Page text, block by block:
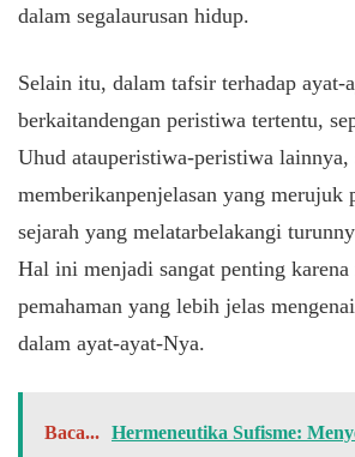
dalam segalaurusan hidup.
Selain itu, dalam tafsir terhadap ayat-
berkaitandengan peristiwa tertentu,
Uhud atauperistiwa-peristiwa lainnya,
memberikanpenjelasan yang merujuk
sejarah yang melatarbelakangi
Hal ini menjadi sangat penting
pemahaman yang lebih jelas
dalam ayat-ayat-Nya.
Baca... Hermeneutika Sufisme: